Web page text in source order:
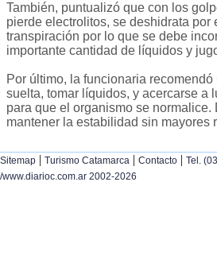
También, puntualizó que con los
pierde electrolitos, se deshidrata por
transpiración por lo que se debe
importante cantidad de líquidos y
Por último, la funcionaria
suelta, tomar líquidos, y acercarse a
para que el organismo se normalice.
mantener la estabilidad sin mayores
Sitemap | Turismo Catamarca | Contacto | Tel.
/www.diarioc.com.ar 2002-2026